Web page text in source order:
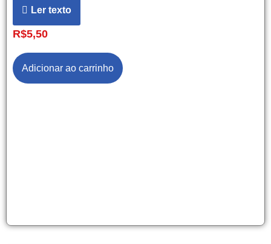
Ler texto
R$5,50
Adicionar ao carrinho